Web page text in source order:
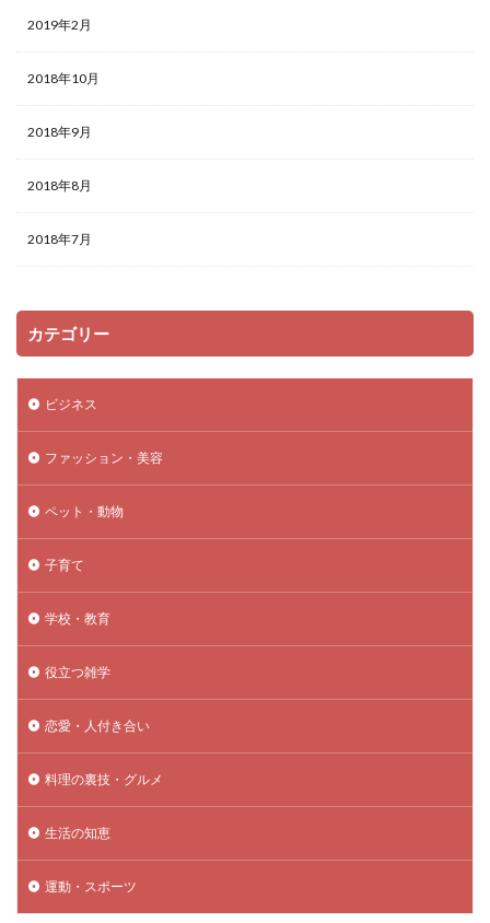
2019年2月
2018年10月
2018年9月
2018年8月
2018年7月
カテゴリー
ビジネス
ファッション・美容
ペット・動物
子育て
学校・教育
役立つ雑学
恋愛・人付き合い
料理の裏技・グルメ
生活の知恵
運動・スポーツ